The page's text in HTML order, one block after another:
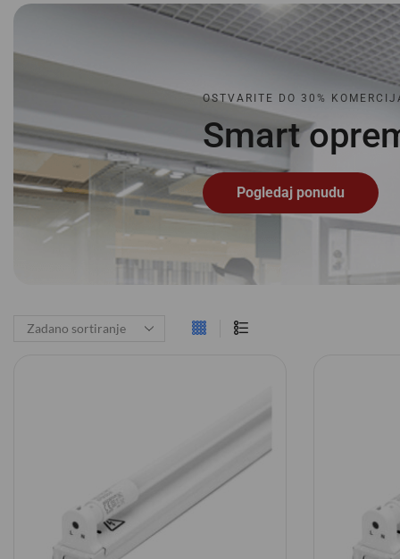
OSTVARITE DO 30%
Smartopre
Pogledaj ponudu